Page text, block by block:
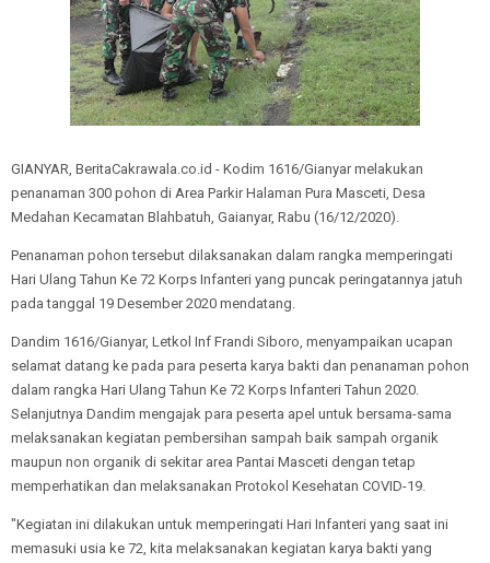
GIANYAR, BeritaCakrawala.co.id - Kodim 1616/Gianyar melakukan
penanaman 300 pohon di Area Parkir Halaman Pura Masceti, Desa
Medahan Kecamatan Blahbatuh, Gaianyar, Rabu (16/12/2020).
Penanaman pohon tersebut dilaksanakan dalam rangka memperingati
Hari Ulang Tahun Ke 72 Korps Infanteri yang puncak peringatannya jatuh
pada tanggal 19 Desember 2020 mendatang.
Dandim 1616/Gianyar, Letkol Inf Frandi Siboro, menyampaikan ucapan
selamat datang ke pada para peserta karya bakti dan penanaman pohon
dalam rangka Hari Ulang Tahun Ke 72 Korps Infanteri Tahun 2020.
Selanjutnya Dandim mengajak para peserta apel untuk bersama-sama
melaksanakan kegiatan pembersihan sampah baik sampah organik
maupun non organik di sekitar area Pantai Masceti dengan tetap
memperhatikan dan melaksanakan Protokol Kesehatan COVID-19.
"Kegiatan ini dilakukan untuk memperingati Hari Infanteri yang saat ini
memasuki usia ke 72, kita melaksanakan kegiatan karya bakti yang